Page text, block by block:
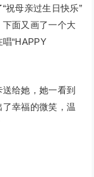
祝母亲过生日快乐”
面又画了一个大
“HAPPY
给她，她一看到
幸福的微笑，温